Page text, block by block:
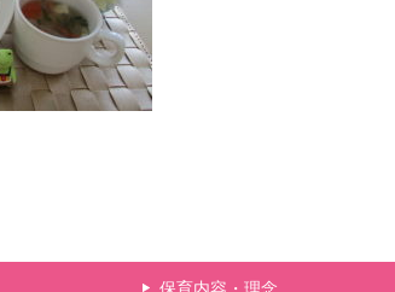
保育内容・理念